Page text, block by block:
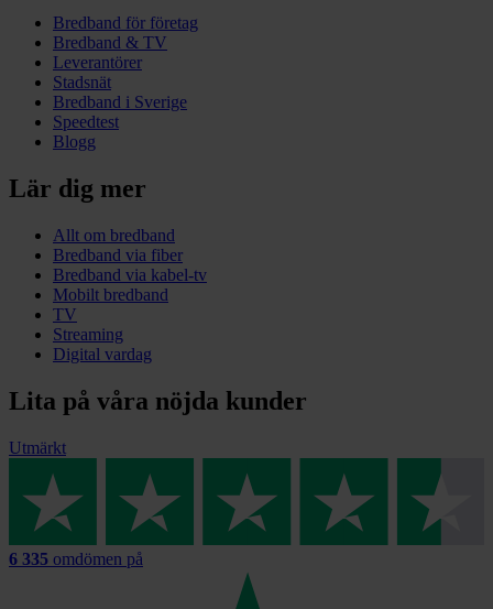
Bredband för företag
Bredband & TV
Leverantörer
Stadsnät
Bredband i Sverige
Speedtest
Blogg
Lär dig mer
Allt om bredband
Bredband via fiber
Bredband via kabel-tv
Mobilt bredband
TV
Streaming
Digital vardag
Lita på våra nöjda kunder
Utmärkt
6 335 omdömen på